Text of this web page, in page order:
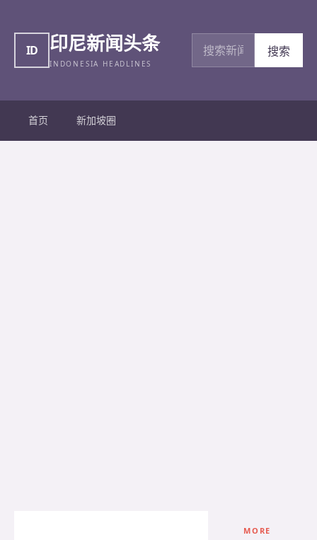
ID 印尼新闻头条
INDONESIA HEADLINES
搜索新闻
搜索
首页 新加坡圈
MORE